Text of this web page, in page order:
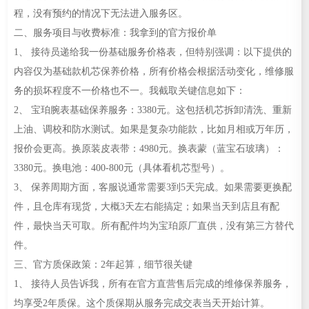
程，没有预约的情况下无法进入服务区。
二、服务项目与收费标准：我拿到的官方报价单
1、 接待员递给我一份基础服务价格表，但特别强调：以下提供的
内容仅为基础款机芯保养价格，所有价格会根据活动变化，维修服
务的损坏程度不一价格也不一。我截取关键信息如下：
2、 宝珀腕表基础保养服务：3380元。这包括机芯拆卸清洗、重新
上油、调校和防水测试。如果是复杂功能款，比如月相或万年历，
报价会更高。换原装皮表带：4980元。换表蒙（蓝宝石玻璃）：
3380元。换电池：400-800元（具体看机芯型号）。
3、 保养周期方面，客服说通常需要3到5天完成。如果需要更换配
件，且仓库有现货，大概3天左右能搞定；如果当天到店且有配
件，最快当天可取。所有配件均为宝珀原厂直供，没有第三方替代
件。
三、官方质保政策：2年起算，细节很关键
1、 接待人员告诉我，所有在官方直营售后完成的维修保养服务，
均享受2年质保。这个质保期从服务完成交表当天开始计算。